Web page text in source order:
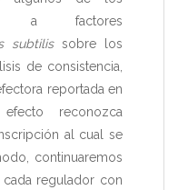
a factores
subtilissobre los
de consistencia,
reportada en
reconozca
al cual se
continuaremos
regulador con